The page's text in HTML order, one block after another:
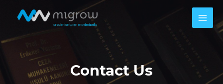
Contact Us